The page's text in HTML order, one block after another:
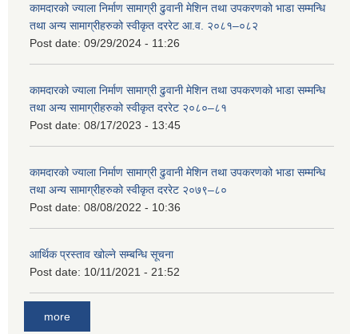
कामदारको ज्याला निर्माण सामाग्री ढुवानी मेशिन तथा उपकरणको भाडा सम्मन्धि
तथा अन्य सामाग्रीहरुको स्वीकृत दररेट आ.व. २०८१–०८२
Post date: 09/29/2024 - 11:26
कामदारको ज्याला निर्माण सामाग्री ढुवानी मेशिन तथा उपकरणको भाडा सम्मन्धि
तथा अन्य सामाग्रीहरुको स्वीकृत दररेट २०८०–८१
Post date: 08/17/2023 - 13:45
कामदारको ज्याला निर्माण सामाग्री ढुवानी मेशिन तथा उपकरणको भाडा सम्मन्धि
तथा अन्य सामाग्रीहरुको स्वीकृत दररेट २०७९–८०
Post date: 08/08/2022 - 10:36
आर्थिक प्रस्ताव खोल्ने सम्बन्धि सूचना
Post date: 10/11/2021 - 21:52
more